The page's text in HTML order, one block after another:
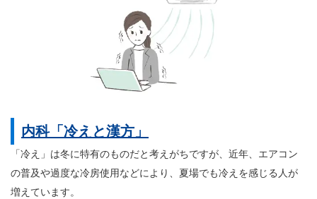
内科「冷えと漢方」
「冷え」は冬に特有のものだと考えがちですが、近年、エアコン
の普及や過度な冷房使用などにより、夏場でも冷えを感じる人が
増えています。